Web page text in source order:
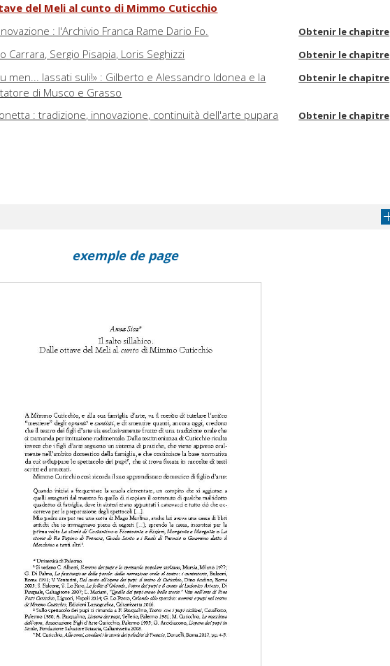
del Meli al cunto di Mimmo Cuticchio
: l'Archivio Franca Rame Dario Fo.
Obtenir le chapitre
Carrara, Sergio Pisapia, Loris Seghizzi Obtenir le chapitre
men... lassati suli!» : Gilberto e Alessandro Idonea e la
di Musco e Grasso
Obtenir le chapitre
: tradizione, innovazione, continuità dell'arte pupara
Obtenir le chapitre
exemple de page